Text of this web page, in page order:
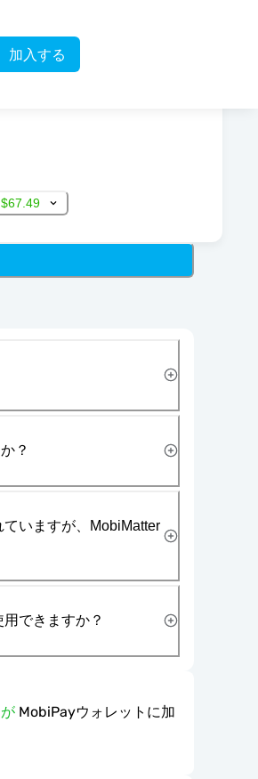
加入する
$67.49
？
いますが、MobiMatter
できますか？
MobiPayウォレットに加